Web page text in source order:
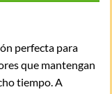
perfecta para
que mantengan
tiempo. A